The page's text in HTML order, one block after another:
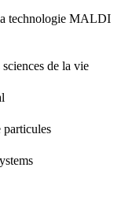
technologie MALDI
de la vie
particules